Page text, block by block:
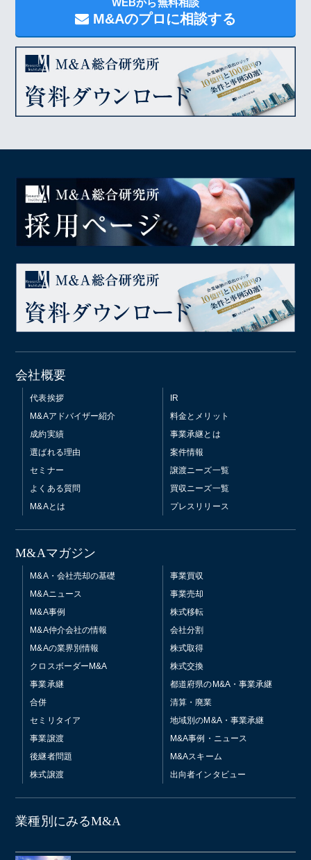
WEBから無料相談
M&Aのプロに相談する
会社概要
代表挨拶
M&Aアドバイザー紹介
成約実績
選ばれる理由
セミナー
よくある質問
M&Aとは
IR
料金とメリット
事業承継とは
案件情報
譲渡ニーズ一覧
買収ニーズ一覧
プレスリリース
M&Aマガジン
M&A・会社売却の基礎
M&Aニュース
M&A事例
M&A仲介会社の情報
M&Aの業界別情報
クロスボーダーM&A
事業承継
合併
セミリタイア
事業譲渡
後継者問題
株式譲渡
事業買収
事業売却
株式移転
会社分割
株式取得
株式交換
都道府県のM&A・事業承継
清算・廃業
地域別のM&A・事業承継
M&A事例・ニュース
M&Aスキーム
出向者インタビュー
業種別にみるM&A